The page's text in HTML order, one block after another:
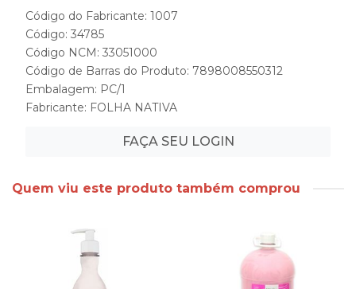
Código do Fabricante: 1007
Código: 34785
Código NCM: 33051000
Código de Barras do Produto: 7898008550312
Embalagem: PC/1
Fabricante: FOLHA NATIVA
FAÇA SEU LOGIN
Quem viu este produto também comprou